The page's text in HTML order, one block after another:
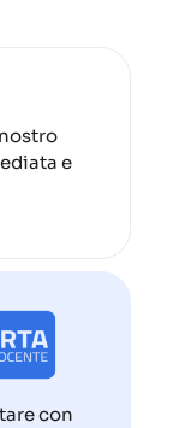
e
con